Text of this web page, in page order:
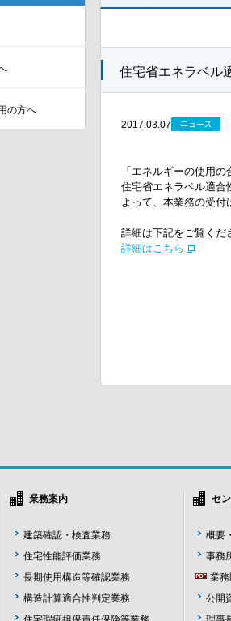
の方へ
住宅省エネラベル
2017.03.07 ニュース
「エネルギーの使用
住宅省エネラベル適合
よって、本業務の受付
詳細は下記をご覧くだ
詳細はこちら
業務案内
建築確認・検査業務
住宅性能評価業務
長期使用構造等確認業務
構造計算適合性判定業務
セ
概要
事務
業
公開